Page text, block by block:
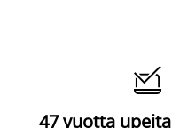

47 vuotta